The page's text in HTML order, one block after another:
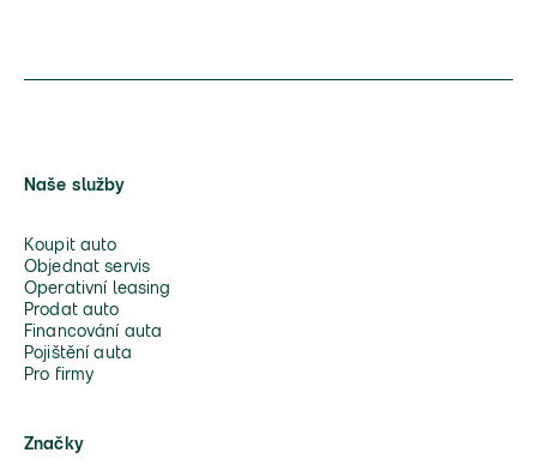
Naše služby
Koupit auto
Objednat servis
Operativní leasing
Prodat auto
Financování auta
Pojištění auta
Pro firmy
Značky